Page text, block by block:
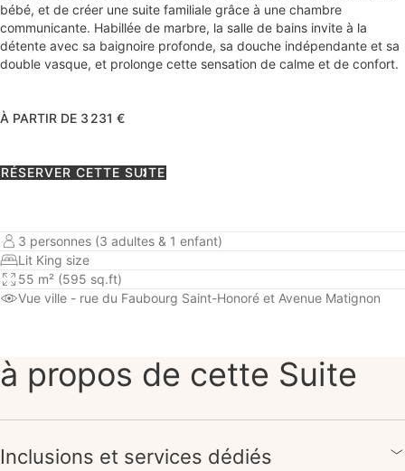
bébé, et de créer une suite familiale grâce à une chambre
communicante. Habillée de marbre, la salle de bains invite à la
détente avec sa baignoire profonde, sa douche indépendante et sa
double vasque, et prolonge cette sensation de calme et de confort.
À PARTIR DE 3 231 €
RÉSERVER CETTE SUITE
3 personnes (3 adultes & 1 enfant)
Lit King size
55 m² (595 sq.ft)
Vue ville - rue du Faubourg Saint-Honoré et Avenue Matignon
à propos de cette Suite
Inclusions et services dédiés